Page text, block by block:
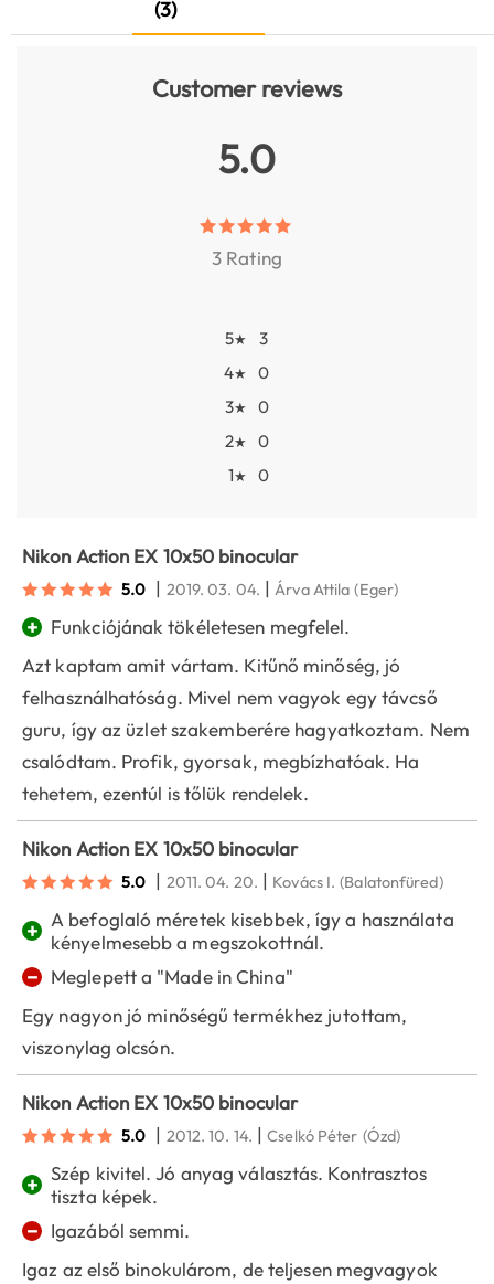
(3)
Customer reviews
5.0
3 Rating
5★
3
4★
0
3★
0
2★
0
1★ 0
Nikon Action EX 10x50 binocular
5.0 | 2019. 03. 04. |Árva Attila (Eger)
+
Funkciójának tökéletesen megfelel.
Azt kaptam amit vártam. Kitűnő minőség, jó
felhasználhatóság. Mivel nem vagyok egy távcső
guru, így az üzlet szakemberére hagyatkoztam. Nem
csalódtam. Profik, gyorsak, megbízhatóak. Ha
tehetem, ezentúl is tőlük rendelek.
Nikon Action EX 10x50 binocular
5.0 | 2011. 04. 20. | Kovács I. (Balatonfüred)
+ A befoglaló méretek kisebbek, így a használata
kényelmesebb a megszokottnál.
−
Meglepett a "Made in China"
Egy nagyon jó minőségű termékhez jutottam,
viszonylag olcsón.
Nikon Action EX 10x50 binocular
5.0 | 2012. 10. 14. |Cselkó Péter (Ózd)
+ Szép kivitel. Jó anyag választás. Kontrasztos
tiszta képek.
−
Igazából semmi.
Igaz az első binokulárom, de teljesen megvagyok